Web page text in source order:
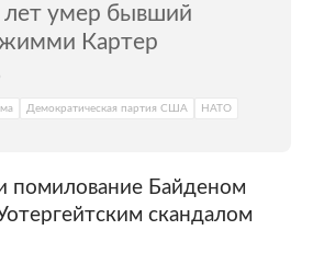
лет умер бывший
Картер
Демократическая партия США
НАТО
помилование Байденом
скандалом